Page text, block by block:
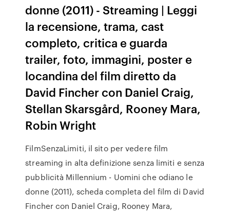
donne (2011) - Streaming | Leggi
la recensione, trama, cast
completo, critica e guarda
trailer, foto, immagini, poster e
locandina del film diretto da
David Fincher con Daniel Craig,
Stellan Skarsgård, Rooney Mara,
Robin Wright
FilmSenzaLimiti, il sito per vedere film
streaming in alta definizione senza limiti e senza
pubblicità Millennium - Uomini che odiano le
donne (2011), scheda completa del film di David
Fincher con Daniel Craig, Rooney Mara,